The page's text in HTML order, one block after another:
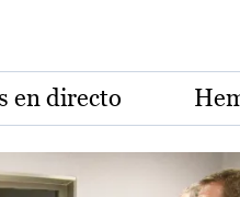
en directo